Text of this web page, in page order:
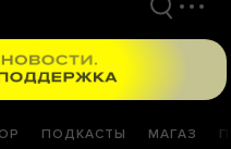
ПОДКАСТЫ МАГАЗ